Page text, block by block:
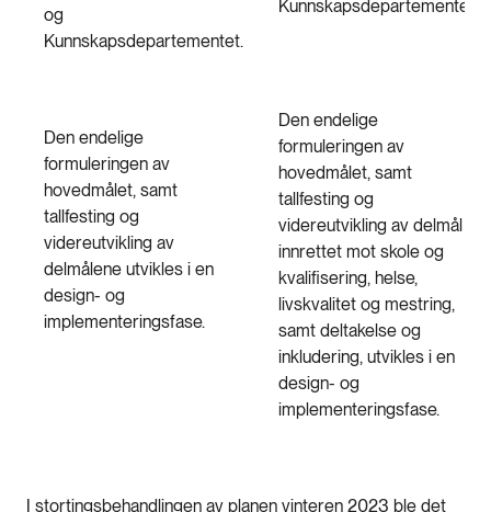
og
Kunnskapsdepartementet.
Den endelige
formuleringen av
hovedmålet, samt
tallfesting og
videreutvikling av
delmålene utvikles i en
design- og
implementeringsfase.
Kunnskapsdepartementet
Den endelige
formuleringen av
hovedmålet, samt
tallfesting og
videreutvikling av delmål
innrettet mot skole og
kvalifisering, helse,
livskvalitet og mestring,
samt deltakelse og
inkludering, utvikles i en
design- og
implementeringsfase.
I stortingsbehandlingen av planen vinteren 2023 ble det